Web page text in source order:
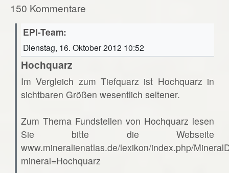
150 Kommentare
EPI-Team:
Dienstag, 16. Oktober 2012 10:52
Hochquarz
Im Vergleich zum Tiefquarz ist Hochquarz in
sichtbaren Größen wesentlich seltener.
Zum Thema Fundstellen von Hochquarz lesen
Sie bitte die Webseite
www.mineralienatlas.de/lexikon/index.php/
mineral=Hochquarz